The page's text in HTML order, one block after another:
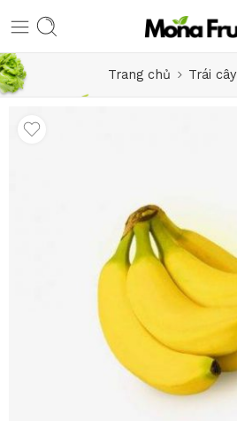
Trang chủ Trái cây